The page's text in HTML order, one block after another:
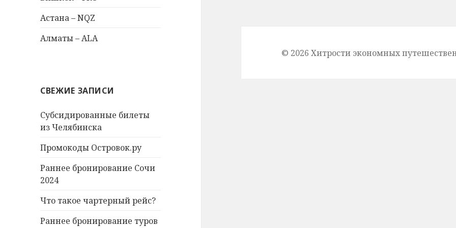
Астана – NQZ
Алматы – ALA
СВЕЖИЕ ЗАПИСИ
Субсидированные билеты
из Челябинска
Промокоды Островок.ру
Раннее бронирование Сочи
2024
Что такое чартерный рейс?
Раннее бронирование туров
© 2026 Хитрости экономных